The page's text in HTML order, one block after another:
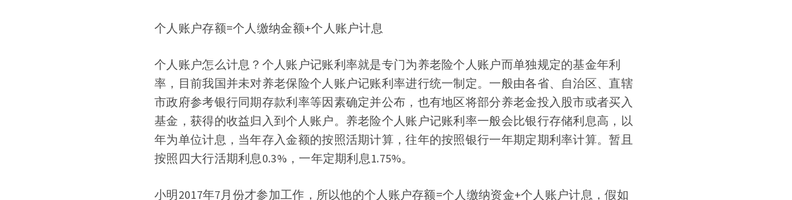
个人账户存额=个人缴纳金额+个人账户计息
个人账户怎么计息？个人账户记账利率就是专门为养老险个人账户而单独规定的基金年利
率，目前我国并未对养老保险个人账户记账利率进行统一制定。一般由各省、自治区、直辖
市政府参考银行同期存款利率等因素确定并公布，也有地区将部分养老金投入股市或者买入
基金，获得的收益归入到个人账户。养老险个人账户记账利率一般会比银行存储利息高，以
年为单位计息，当年存入金额的按照活期计算，往年的按照银行一年期定期利率计算。暂且
按照四大行活期利息0.3%，一年定期利息1.75%。
小明2017年7月份才参加工作，所以他的个人账户存额=个人缴纳资金+个人账户计息，假如